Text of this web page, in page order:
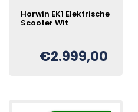
Horwin EK1 Elektrische
Scooter Wit
Oorspronkelijke
€2.999,00
Huidige